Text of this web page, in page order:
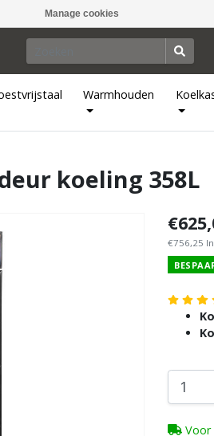
Manage cookies
Warmhouden
koeling 358L
€756,25
Voor